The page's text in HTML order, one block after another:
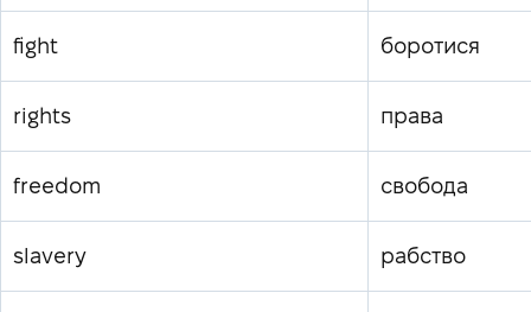
fight боротися
rights права
freedom свобода
slavery рабство